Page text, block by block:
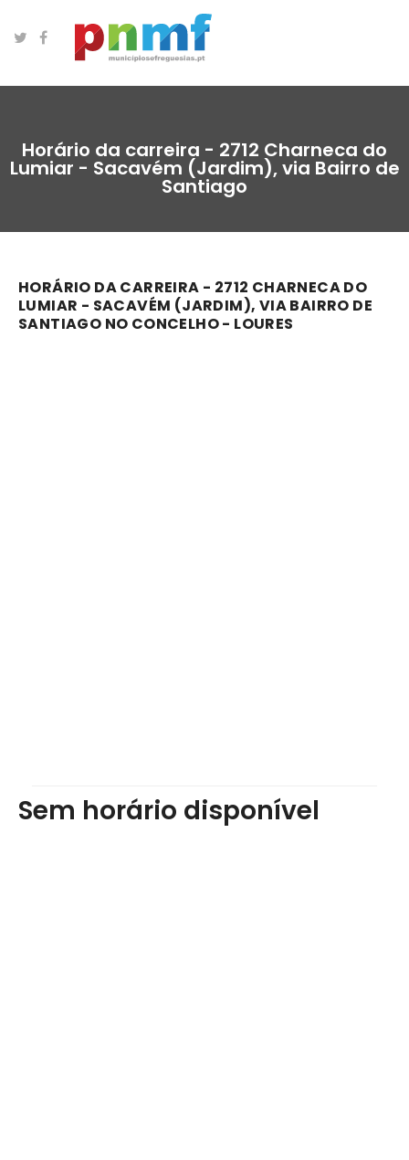
Horário da carreira - 2712 Charneca do
Lumiar - Sacavém (Jardim), via Bairro de
Santiago
HORÁRIO DA CARREIRA - 2712 CHARNECA DO
LUMIAR - SACAVÉM (JARDIM), VIA BAIRRO DE
SANTIAGO NO CONCELHO - LOURES
Sem horário disponível